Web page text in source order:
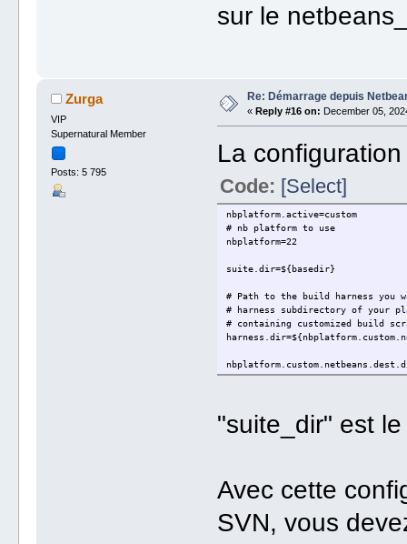
sur le
Zurga
VIP
Supernatural Member
Posts: 5 795
Re: Démarrage depuis
« Reply #16 on: December 05,
La
Code: [Select]
nbplatform.active=custom
# nb platform to use
nbplatform=22
suite.dir=${basedir}
# Path to the build harness
# harness subdirectory of your
# containing customized build
"suite_dir" est
Avec cette
SVN, vous